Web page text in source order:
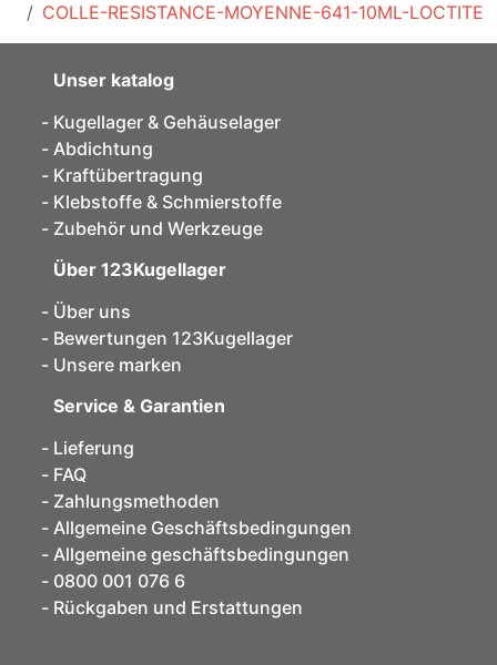
COLLE-RESISTANCE-MOYENNE-641-10ML-LOCTITE
Unser katalog
Kugellager & Gehäuselager
Abdichtung
Kraftübertragung
Klebstoffe & Schmierstoffe
Zubehör und Werkzeuge
Über 123Kugellager
Über uns
Bewertungen 123Kugellager
Unsere marken
Service & Garantien
Lieferung
FAQ
Zahlungsmethoden
Allgemeine Geschäftsbedingungen
Allgemeine geschäftsbedingungen
0800 001 076 6
Rückgaben und Erstattungen